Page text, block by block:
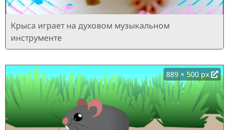
Крыса играет на духовом музыкальном
инструменте
889 × 500 px